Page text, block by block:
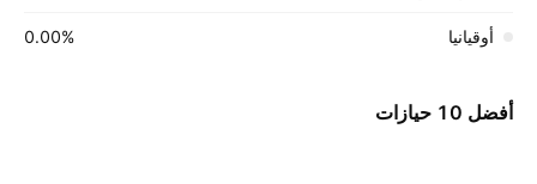
أوقيانيا ‪0.00%‬
أفضل 10 حيازات